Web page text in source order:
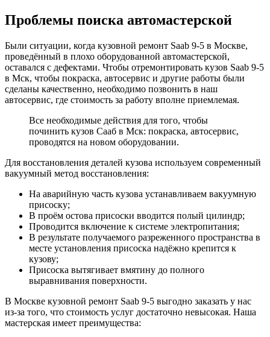
Проблемы поиска автомастерской
Были ситуации, когда кузовной ремонт Saab 9-5 в Москве,
проведённый в плохо оборудованной автомастерской,
оставался с дефектами. Чтобы отремонтировать кузов Saab 9-5
в Мск, чтобы покраска, автосервис и другие работы были
сделаны качественно, необходимо позвонить в наш
автосервис, где стоимость за работу вполне приемлемая.
Все необходимые действия для того, чтобы
починить кузов Сааб в Мск: покраска, автосервис,
проводятся на новом оборудовании.
Для восстановления деталей кузова используем современный
вакуумный метод восстановления:
На аварийную часть кузова устанавливаем вакуумную
присоску;
В проём остова присоски вводится полый цилиндр;
Проводится включение к системе электропитания;
В результате получаемого разреженного пространства в
месте установления присоска надёжно крепится к
кузову;
Присоска вытягивает вмятину до полного
выравнивания поверхности.
В Москве кузовной ремонт Saab 9-5 выгодно заказать у нас
из-за того, что стоимость услуг достаточно невысокая. Наша
мастерская имеет преимущества: